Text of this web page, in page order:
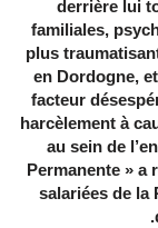
derrière lui
familiales,
plus
en Dordogne,
facteur
harcèlement à
au sein de
Permanente » a
salariées de la
.